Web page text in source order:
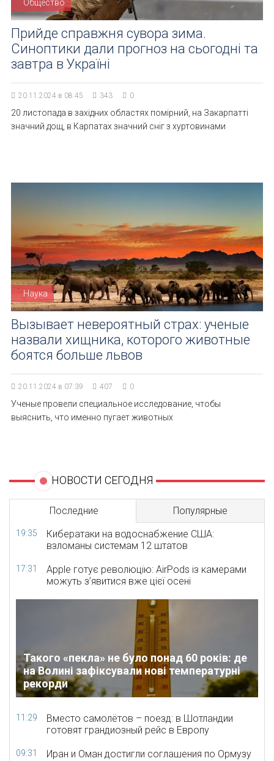
Общество
Прийде справжня сувора зима.
Синоптики дали прогноз на сьогодні та
завтра в Україні
20.11.2024 в 08:45 343 0
20 листопада в західних областях помірний, на Закарпатті
значний дощ, в Карпатах значний сніг з хуртовинами
Наука
Вызывает невероятный страх: ученые
назвали хищника, которого животные
боятся больше львов
20.11.2024 в 07:39 407 0
Ученые провели специальное исследование, чтобы
выяснить, что именно пугает животных
НОВОСТИ СЕГОДНЯ
Последние Популярные
19:35
Кибератаки на водоснабжение США:
взломаны системам 12 штатов
17:31
Apple готує революцію: AirPods із камерами
можуть з’явитися вже цієї осені
Такого «пекла» не було понад 60 років: де
на Волині зафіксували нові температурні
рекорди
11:29
Вместо самолётов – поезд: в Шотландии
готовят грандиозный рейс в Европу
09:31 Иран и Оман достигли соглашения по Ормузу